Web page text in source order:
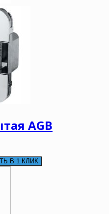
AGB
В 1 КЛИК